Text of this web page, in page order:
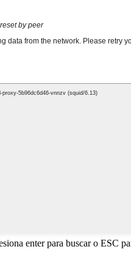
enter para buscar o ESC